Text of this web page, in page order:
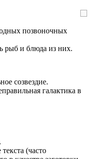
позвоночных
рыб и блюда из них.
созвездие.
галактика в
текста (часто